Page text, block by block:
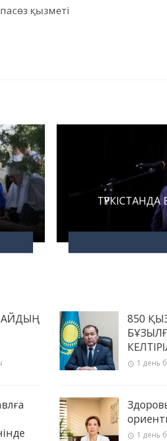
қызметі
850
1 день
1 день